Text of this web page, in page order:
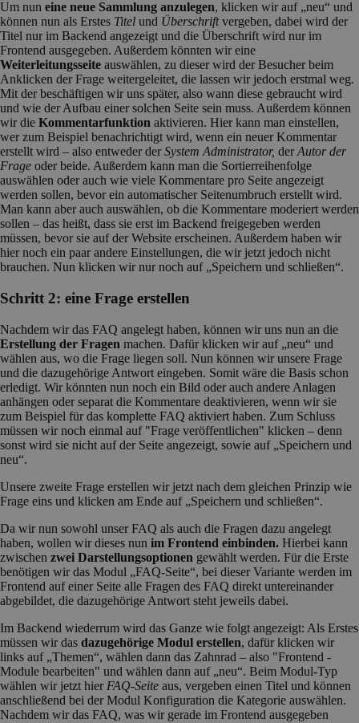
Um nun eine neue Sammlung anzulegen, klicken wir auf „neu“ und
können nun als Erstes Titel und Überschriftvergeben, dabei wird der
Titel nur im Backend angezeigt und die Überschrift wird nur im
Frontend ausgegeben. Außerdem könnten wir eine
Weiterleitungsseite auswählen, zu dieser wird der Besucher beim
Anklicken der Frage weitergeleitet, die lassen wir jedoch erstmal weg.
Mit der beschäftigen wir uns später, also wann diese gebraucht wird
und wie der Aufbau einer solchen Seite sein muss. Außerdem können
wir die Kommentarfunktion aktivieren. Hier kann man einstellen,
wer zum Beispiel benachrichtigt wird, wenn ein neuer Kommentar
erstellt wird – also entweder derSystem Administrator, derAutor der
Frage oder beide. Außerdem kann man die Sortierreihenfolge
auswählen oder auch wie viele Kommentare pro Seite angezeigt
werden sollen, bevor ein automatischer Seitenumbruch erstellt wird.
Man kann aber auch auswählen, ob die Kommentare moderiert werden
sollen – das heißt, dass sie erst im Backend freigegeben werden
müssen, bevor sie auf der Website erscheinen. Außerdem haben wir
hier noch ein paar andere Einstellungen, die wir jetzt jedoch nicht
brauchen. Nun klicken wir nur noch auf „Speichern und schließen“.
Schritt 2: eine Frage erstellen
Nachdem wir das FAQ angelegt haben, können wir uns nun an die
Erstellung der Fragen machen. Dafür klicken wir auf „neu“ und
wählen aus, wo die Frage liegen soll. Nun können wir unsere Frage
und die dazugehörige Antwort eingeben. Somit wäre die Basis schon
erledigt. Wir könnten nun noch ein Bild oder auch andere Anlagen
anhängen oder separat die Kommentare deaktivieren, wenn wir sie
zum Beispiel für das komplette FAQ aktiviert haben. Zum Schluss
müssen wir noch einmal auf "Frage veröffentlichen" klicken – denn
sonst wird sie nicht auf der Seite angezeigt, sowie auf „Speichern und
neu“.
Unsere zweite Frage erstellen wir jetzt nach dem gleichen Prinzip wie
Frage eins und klicken am Ende auf „Speichern und schließen“.
Da wir nun sowohl unser FAQ als auch die Fragen dazu angelegt
haben, wollen wir dieses nun im Frontend einbinden. Hierbei kann
zwischen zwei Darstellungsoptionen gewählt werden. Für die Erste
benötigen wir das Modul „FAQ-Seite“, bei dieser Variante werden im
Frontend auf einer Seite alle Fragen des FAQ direkt untereinander
abgebildet, die dazugehörige Antwort steht jeweils dabei.
Im Backend wiederrum wird das Ganze wie folgt angezeigt: Als Erstes
müssen wir das dazugehörige Modul erstellen, dafür klicken wir
links auf „Themen“, wählen dann das Zahnrad – also "Frontend -
Module bearbeiten" und wählen dann auf „neu“. Beim Modul-Typ
wählen wir jetzt hier FAQ-Seite aus, vergeben einen Titel und können
anschließend bei der Modul Konfiguration die Kategorie auswählen.
Nachdem wir das FAQ, was wir gerade im Frontend ausgegeben